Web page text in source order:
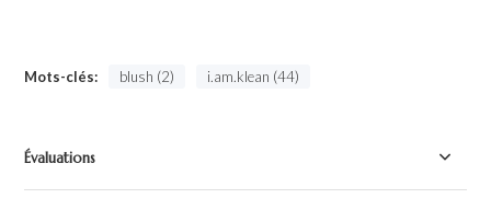
Mots-clés: blush (2) i.am.klean (44)
Évaluations